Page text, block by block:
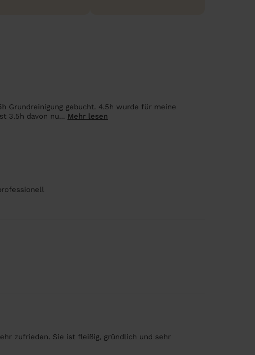
Grundreinigung gebucht. 4.5h wurde für meine
3.5h davon nu... Mehr lesen
zufrieden. Sie ist fleißig, gründlich und sehr